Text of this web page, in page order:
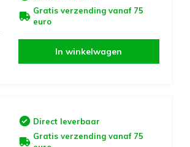
Gratis verzending vanaf 75
euro
In winkelwagen
Direct leverbaar
Gratis verzending vanaf 75